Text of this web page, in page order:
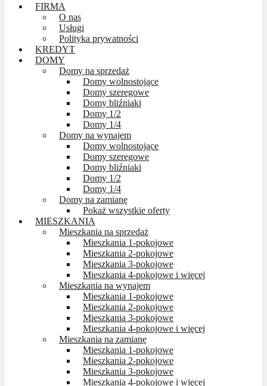
FIRMA
O nas
Usługi
Polityka prywatności
KREDYT
DOMY
Domy na sprzedaż
Domy wolnostojące
Domy szeregowe
Domy bliźniaki
Domy 1/2
Domy 1/4
Domy na wynajem
Domy wolnostojące
Domy szeregowe
Domy bliźniaki
Domy 1/2
Domy 1/4
Domy na zamianę
Pokaż wszystkie oferty
MIESZKANIA
Mieszkania na sprzedaż
Mieszkania 1-pokojowe
Mieszkania 2-pokojowe
Mieszkania 3-pokojowe
Mieszkania 4-pokojowe i więcej
Mieszkania na wynajem
Mieszkania 1-pokojowe
Mieszkania 2-pokojowe
Mieszkania 3-pokojowe
Mieszkania 4-pokojowe i więcej
Mieszkania na zamianę
Mieszkania 1-pokojowe
Mieszkania 2-pokojowe
Mieszkania 3-pokojowe
Mieszkania 4-pokojowe i więcej